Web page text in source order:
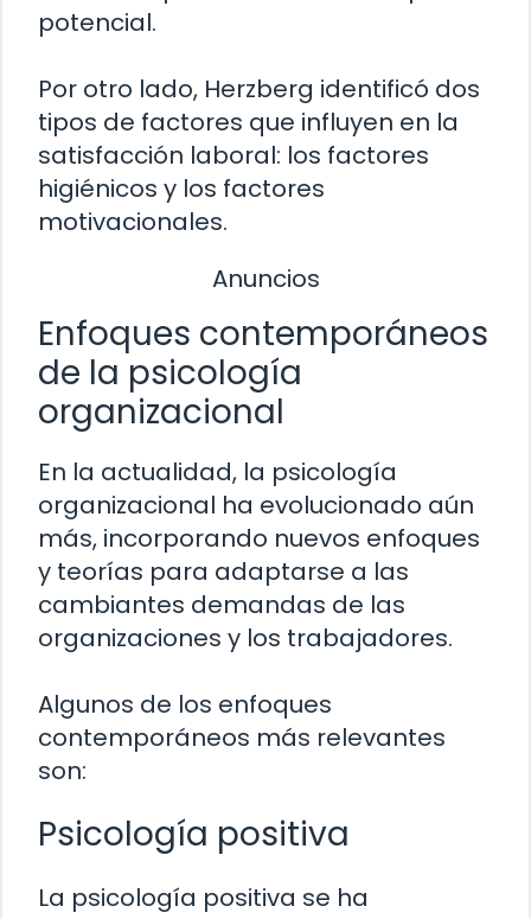
potencial.
Por otro lado, Herzberg identificó dos
tipos de factores que influyen en la
satisfacción laboral: los factores
higiénicos y los factores
motivacionales.
Anuncios
Enfoques contemporáneos
de la psicología
organizacional
En la actualidad, la psicología
organizacional ha evolucionado aún
más, incorporando nuevos enfoques
y teorías para adaptarse a las
cambiantes demandas de las
organizaciones y los trabajadores.
Algunos de los enfoques
contemporáneos más relevantes
son:
Psicología positiva
La psicología positiva se ha